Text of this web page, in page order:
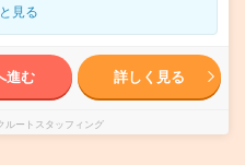
見る
進む 詳しく見る
ルートスタッフィング